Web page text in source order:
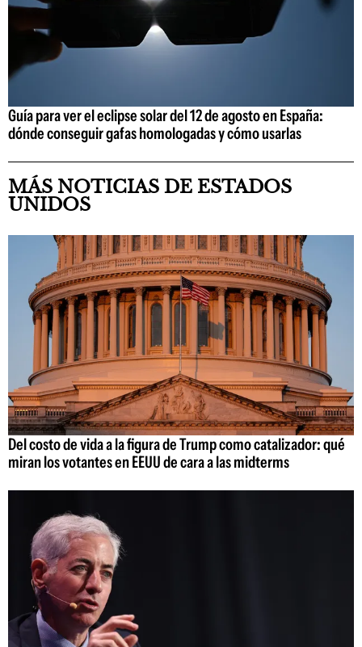
Guía para ver el eclipse solar del 12 de agosto en España:
dónde conseguir gafas homologadas y cómo usarlas
MÁS NOTICIAS DE ESTADOS
UNIDOS
Del costo de vida a la figura de Trump como catalizador: qué
miran los votantes en EEUU de cara a las midterms